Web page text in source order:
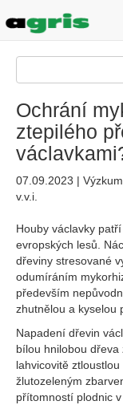
Ochrání
ztepilého
07.09.2023 |
v.v.i.
Houby václavky
evropských lesů.
dřeviny stresované
odumíráním
především
zhutnělou a kyselou
Napadení dřevin
bílou hnilobou dřeva
lahvicovitě
žlutozeleným
přítomností plodnic